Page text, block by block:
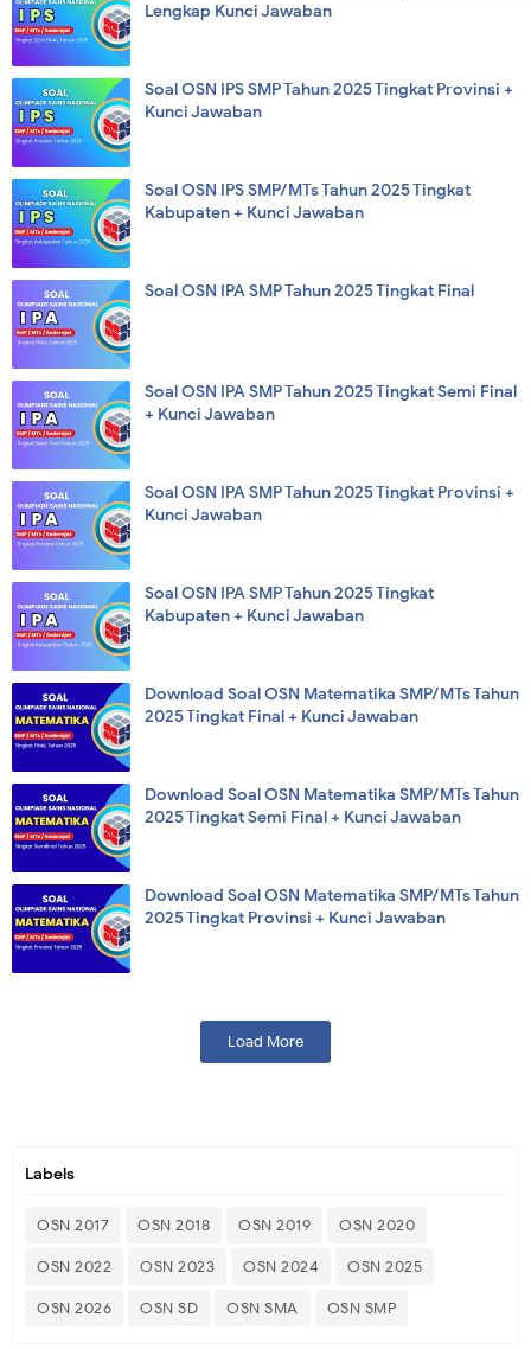
Lengkap Kunci Jawaban
Soal OSN IPS SMP Tahun 2025 Tingkat Provinsi +
Kunci Jawaban
Soal OSN IPS SMP/MTs Tahun 2025 Tingkat
Kabupaten + Kunci Jawaban
Soal OSN IPA SMP Tahun 2025 Tingkat Final
Soal OSN IPA SMP Tahun 2025 Tingkat Semi Final
+ Kunci Jawaban
Soal OSN IPA SMP Tahun 2025 Tingkat Provinsi +
Kunci Jawaban
Soal OSN IPA SMP Tahun 2025 Tingkat
Kabupaten + Kunci Jawaban
Download Soal OSN Matematika SMP/MTs Tahun
2025 Tingkat Final + Kunci Jawaban
Download Soal OSN Matematika SMP/MTs Tahun
2025 Tingkat Semi Final + Kunci Jawaban
Download Soal OSN Matematika SMP/MTs Tahun
2025 Tingkat Provinsi + Kunci Jawaban
Load More
Labels
OSN 2017 OSN 2018 OSN 2019 OSN 2020
OSN 2022 OSN 2023 OSN 2024 OSN 2025
OSN 2026 OSN SD OSN SMA OSN SMP